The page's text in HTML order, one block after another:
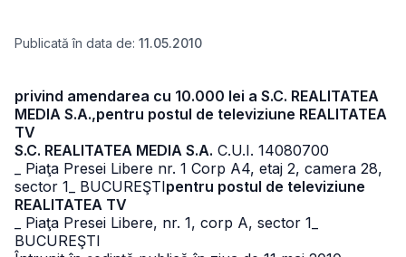
Publicată în data de: 11.05.2010
privind amendarea cu 10.000 lei a S.C. REALITATEA
MEDIA S.A.,pentru postul de televiziune REALITATEA
TV
S.C. REALITATEA MEDIA S.A. C.U.I. 14080700
_ Piaţa Presei Libere nr. 1 Corp A4, etaj 2, camera 28,
sector 1 _ BUCUREŞTIpentru postul de televiziune
REALITATEA TV
_ Piaţa Presei Libere, nr. 1, corp A, sector 1
BUCUREŞTI